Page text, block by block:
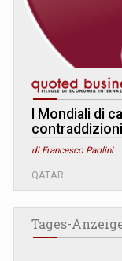
I Mondiali di
contraddizioni
di Francesco Paolini
QATAR
Tages-